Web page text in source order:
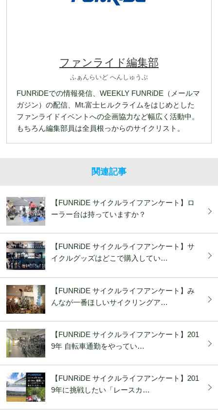
ファンライド編集部
ふぁんらいど へんしゅうぶ
FUNRiDEでの情報発信、WEEKLY FUNRiDE（メールマ
ガジン）の配信、Mt.富士ヒルクライムをはじめとした
ファンライドイベントへの企画協力など幅広く活動中。
もちろん編集部員は全員根っからのサイクリスト。
関連記事
【FUNRiDE サイクルライフアンケート】ロ
ーラー台は持っていますか？
【FUNRiDE サイクルライフアンケート】サ
イクルグッズはどこで購入してい…
【FUNRiDE サイクルライフアンケート】み
んなが一番ほしいサイクリングア…
【FUNRiDE サイクルライフアンケート】201
9年 自転車通勤をやってい…
【FUNRiDE サイクルライフアンケート】201
9年に挑戦したい「レースカ…